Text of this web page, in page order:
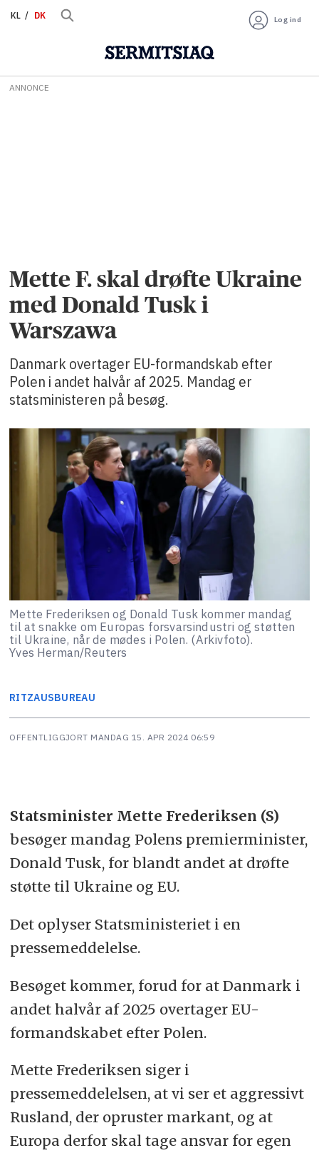
KL DK Log ind
ANNONCE
Mette F. skal drøfte Ukraine
med Donald Tusk i
Warszawa
Danmark overtager EU-formandskab efter
Polen i andet halvår af 2025. Mandag er
statsministeren på besøg.
Mette Frederiksen og Donald Tusk kommer mandag
til at snakke om Europas forsvarsindustri og støtten
til Ukraine, når de mødes i Polen. (Arkivfoto).
Yves Herman/Reuters
RITZAUSBUREAU
OFFENTLIGGJORT MANDAG 15. APR 2024 06:59
Statsminister Mette Frederiksen (S)
besøger mandag Polens premierminister,
Donald Tusk, for blandt andet at drøfte
støtte til Ukraine og EU.
Det oplyser Statsministeriet i en
pressemeddelelse.
Besøget kommer, forud for at Danmark i
andet halvår af 2025 overtager EU-
formandskabet efter Polen.
Mette Frederiksen siger i
pressemeddelelsen, at vi ser et aggressivt
Rusland, der opruster markant, og at
Europa derfor skal tage ansvar for egen